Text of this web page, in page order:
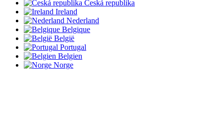
Česká republika
Ireland
Nederland
Belgique
België
Portugal
Belgien
Norge